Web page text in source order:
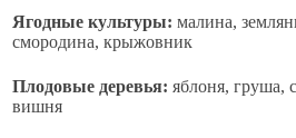
Ягодные культуры: малина,
смородина, крыжовник
Плодовые деревья: яблоня, груша,
вишня